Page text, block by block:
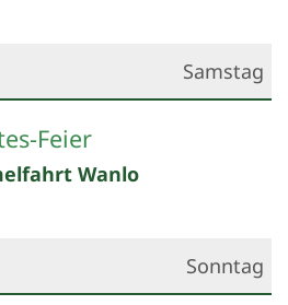
Samstag
Feier
Wanlo
Sonntag